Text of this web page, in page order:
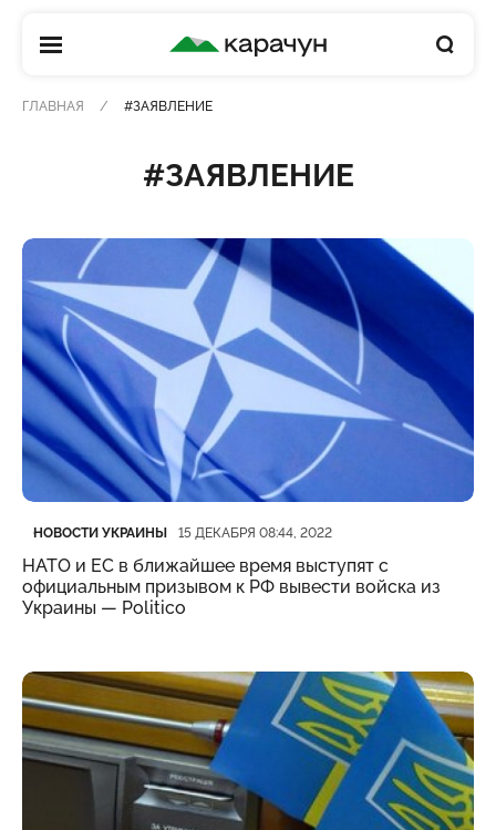
КАРАЧУН
ГЛАВНАЯ #ЗАЯВЛЕНИЕ
#ЗАЯВЛЕНИЕ
Категория
НОВОСТИ УКРАИНЫ
Дата публикации 15 ДЕКАБРЯ 08:44, 2022
НАТО и ЕС в ближайшее время выступят с
официальным призывом к РФ вывести войска из
Украины — Politico